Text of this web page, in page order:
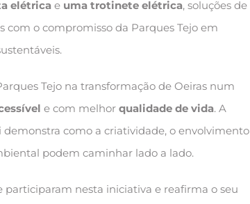
elétricae uma trotinete elétrica, soluções de
com o compromisso da Parques Tejo em
Tejo na transformação de Oeiras num
e com melhor qualidade de vida. A
como a criatividade, o envolvimento
podem caminhar lado a lado.
participaram nesta iniciativa e reafirma o seu